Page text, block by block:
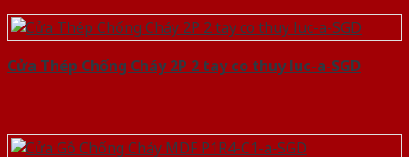
Cửa Thép Chống Cháy 2P 2 tay co thuy luc-a-SGD